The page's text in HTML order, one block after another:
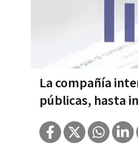
La compañía
públicas, hasta